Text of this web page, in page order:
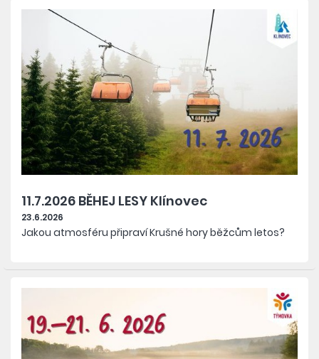
11.7.2026 BĚHEJ LESY Klínovec
23.6.2026
Jakou atmosféru připraví Krušné hory běžcům letos?